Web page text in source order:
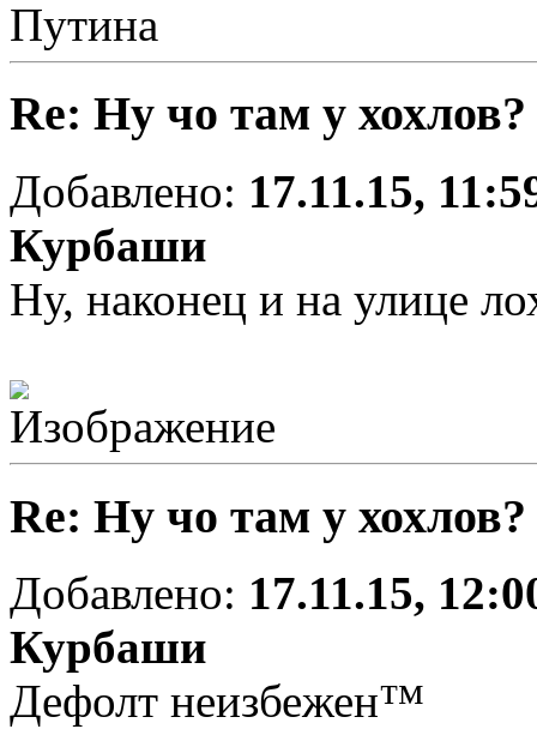
Путина
Re: Ну чо там у хохлов?
Добавлено: 17.11.15,
Курбаши
Ну, наконец и на улице
Re: Ну чо там у хохлов?
Добавлено: 17.11.15,
Курбаши
Дефолт неизбежен™